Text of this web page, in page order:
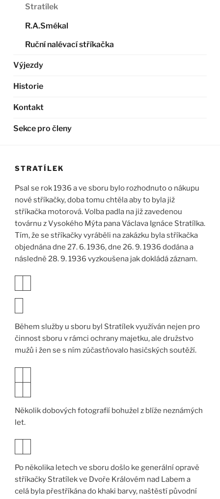
Stratílek
R.A.Smékal
Ruční nalévací stříkačka
Výjezdy
Historie
Kontakt
Sekce pro členy
STRATÍLEK
Psal se rok 1936 a ve sboru bylo rozhodnuto o nákupu
nové stříkačky, doba tomu chtěla aby to byla již
stříkačka motorová. Volba padla na již zavedenou
továrnu z Vysokého Mýta pana Václava Ignáce Stratílka.
Tím, že se stříkačky vyráběli na zakázku byla stříkačka
objednána dne 27. 6. 1936, dne 26. 9. 1936 dodána a
následně 28. 9. 1936 vyzkoušena jak dokládá záznam.
Během služby u sboru byl Stratílek využíván nejen pro
činnost sboru v rámci ochrany majetku, ale družstvo
mužů i žen se s ním zúčastňovalo hasičských soutěží.
Několik dobových fotografií bohužel z blíže neznámých
let.
Po několika letech ve sboru došlo ke generální opravě
stříkačky Stratílek ve Dvoře Královém nad Labem a
celá byla přestříkána do khaki barvy, naštěstí původní